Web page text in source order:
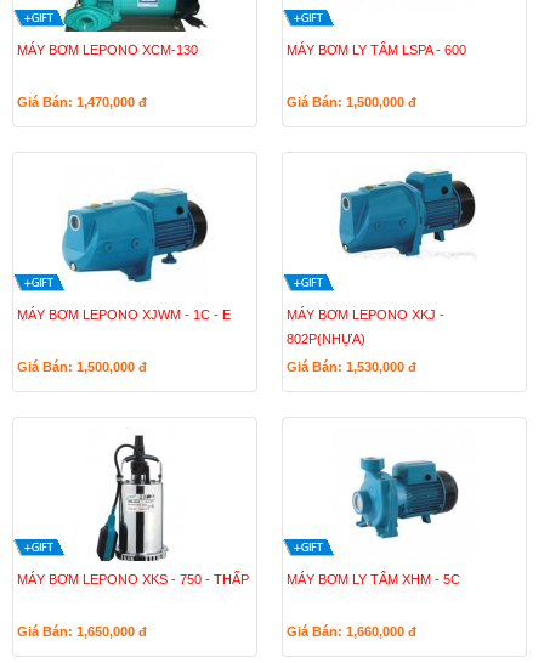
MÁY BƠM LEPONO XCM-130
Giá Bán: 1,470,000 đ
MÁY BƠM LY TÂM LSPA - 600
Giá Bán: 1,500,000 đ
MÁY BƠM LEPONO XJWM - 1C - E
Giá Bán: 1,500,000 đ
MÁY BƠM LEPONO XKJ -
802P(NHỰA)
Giá Bán: 1,530,000 đ
MÁY BƠM LEPONO XKS - 750 - THẤP
Giá Bán: 1,650,000 đ
MÁY BƠM LY TÂM XHM - 5C
Giá Bán: 1,660,000 đ